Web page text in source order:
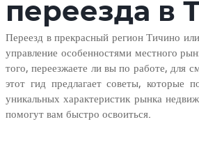
переезда в
Переезд в прекрасный регион Тичино
управление особенностями местного
того, переезжаете ли вы по работе, для
этот гид предлагает советы, которые
уникальных характеристик рынка
помогут вам быстро освоиться.